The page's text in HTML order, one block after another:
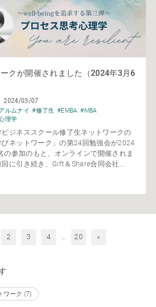
クが開催されました（2024年3月6
2024/03/07
ルムナイ #修了生 #EMBA #MBA
理学
ジネススクール修了生ネットワークの
ネットワーク」の第24回勉強会が2024
の参加のもと、オンラインで開催されま
に引き続き、Gift＆Share合同会社...
2 3 4 20 »
ワーク (7)